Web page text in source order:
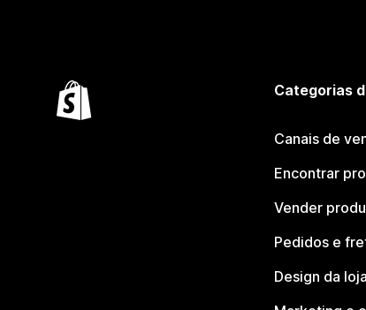
Categorias
Canais de
Encontrar
Vender
Pedidos e
Design da loja